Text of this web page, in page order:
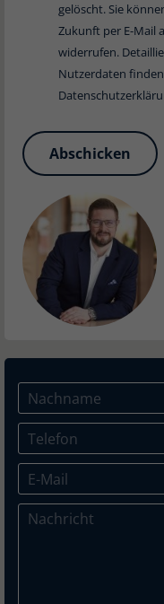
gelöscht. Sie
Zukunft per E-Mail
widerrufen.
Nutzerdaten
Abschicken